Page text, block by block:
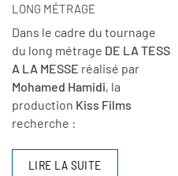
LONG MÉTRAGE
Dans le cadre du tournage
du long métrage DE LA TESS
A LA MESSE réalisé par
Mohamed Hamidi, la
production Kiss Films
recherche :
LIRE LA SUITE